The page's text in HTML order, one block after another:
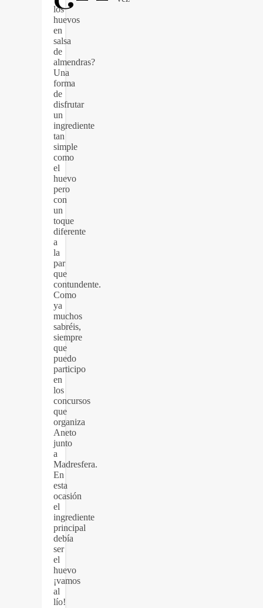
los
huevos
en
salsa
de
almendras?
Una
forma
de
disfrutar
un
ingrediente
tan
simple
como
el
huevo
pero
con
un
toque
diferente
a
la
par
que
contundente.
Como
ya
muchos
sabréis,
siempre
que
puedo
participo
en
los
concursos
que
organiza
Aneto
junto
a
Madresfera.
En
esta
ocasión
el
ingrediente
principal
debía
ser
el
huevo
¡vamos
al
lío!